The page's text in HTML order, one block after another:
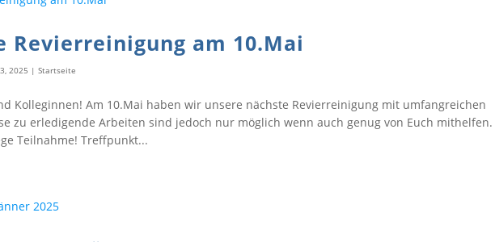
Revierreinigung am 10.Mai
2025 |Startseite
Kolleginnen! Am 10.Mai haben wir unsere nächste Revierreinigung mit umfangreichen
zu erledigende Arbeiten sind jedoch nur möglich wenn auch genug von Euch
Teilnahme! Treffpunkt...